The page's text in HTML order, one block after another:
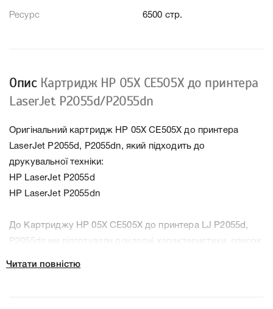
Ресурс 6500 стр.
Опис Картридж HP 05X CE505X до принтера
LaserJet P2055d/P2055dn
Оригінальний картридж HP 05X CE505X до принтера
LaserJet P2055d, P2055dn, який підходить до
друкувальної техніки:
HP LaserJet P2055d
HP LaserJet P2055dn
До Картриджу HP 05X CE505X до принтера LJ P2055d,
P2055dn ми підготували докладні характеристики, список
Читати повністю